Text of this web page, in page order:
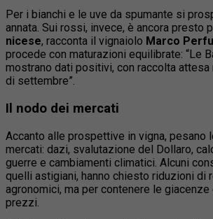
Per i bianchi e le uve da spumante si
annata. Sui rossi, invece, è ancora presto
nicese, racconta il vignaiolo Marco
procede con maturazioni equilibrate: “Le
mostrano dati positivi, con raccolta attesa
di settembre”.
Il nodo dei mercati
Accanto alle prospettive in vigna, pesano
mercati: dazi, svalutazione del Dollaro,
guerre e cambiamenti climatici. Alcuni
quelli astigiani, hanno chiesto riduzioni di
agronomici, ma per contenere le
prezzi.